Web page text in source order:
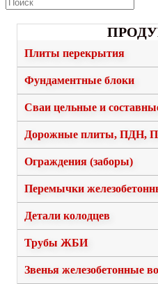
Плиты перекрытия
Фундаментные блоки
Сваи цельные и
Дорожные плиты, ПДН,
Ограждения (заборы)
Перемычки
Детали колодцев
Трубы ЖБИ
Звенья железобетонные